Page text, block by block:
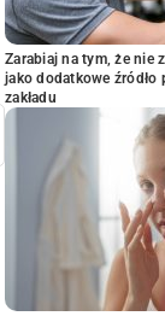
Zarabiaj na tym, że nie
jako dodatkowe
zakładu